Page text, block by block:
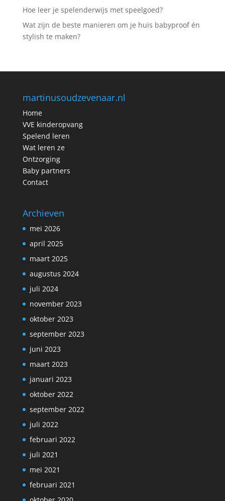
Hoe leer je spelenderwijs met speelgoed?
Wat zijn de beste manieren om je huis babyproof én
stylish te maken?
martinusoudzevenaar.nl
Home
VVE kinderopvang
Spelend leren
Wat leren ze
Ontzorging
Baby partners
Contact
Archieven
mei 2026
april 2025
maart 2025
augustus 2024
juli 2024
november 2023
oktober 2023
september 2023
juni 2023
maart 2023
januari 2023
oktober 2022
september 2022
juli 2022
februari 2022
juli 2021
mei 2021
februari 2021